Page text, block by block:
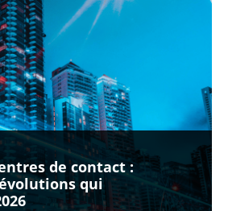
de contact :
qui